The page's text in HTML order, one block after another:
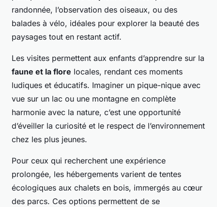
randonnée, l’observation des oiseaux, ou des
balades à vélo, idéales pour explorer la beauté des
paysages tout en restant actif.
Les visites permettent aux enfants d’apprendre sur la
faune et la flore locales, rendant ces moments
ludiques et éducatifs. Imaginer un pique-nique avec
vue sur un lac ou une montagne en complète
harmonie avec la nature, c’est une opportunité
d’éveiller la curiosité et le respect de l’environnement
chez les plus jeunes.
Pour ceux qui recherchent une expérience
prolongée, les hébergements varient de tentes
écologiques aux chalets en bois, immergés au cœur
des parcs. Ces options permettent de se